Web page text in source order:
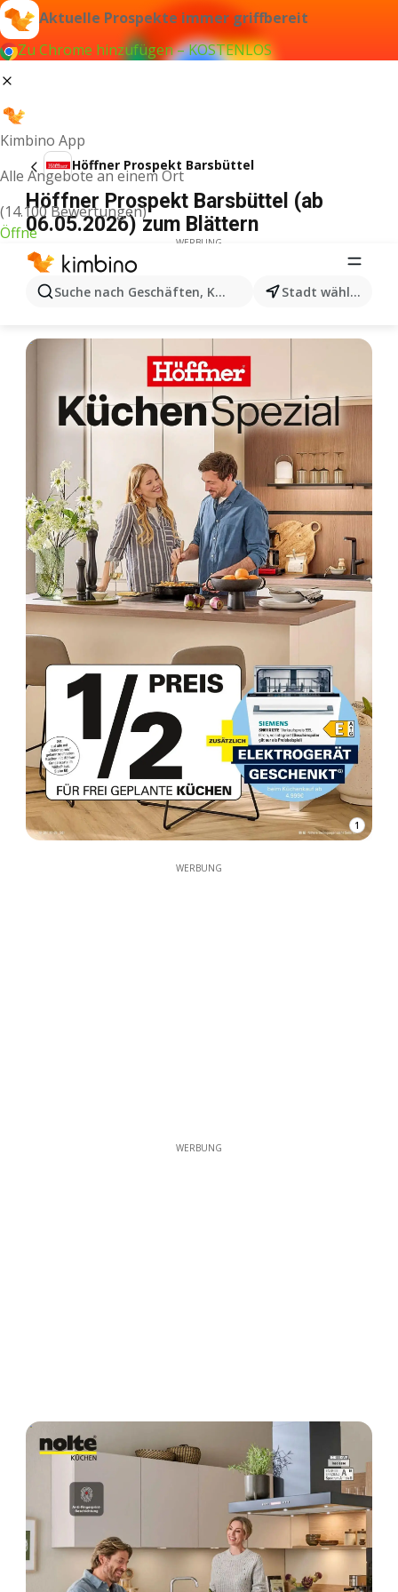
Aktuelle Prospekte immer griffbereit
Zu Chrome hinzufügen – KOSTENLOS
Kimbino App
Alle Angebote an einem Ort
(14.100 Bewertungen)
Öffne
Suche nach Geschäften, Kategorien, Produkten...
Stadt wählen
Höffner Prospekt Barsbüttel
Höffner Prospekt Barsbüttel (ab
06.05.2026) zum Blättern
WERBUNG
1
WERBUNG
WERBUNG